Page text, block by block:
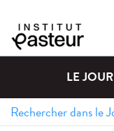
LE